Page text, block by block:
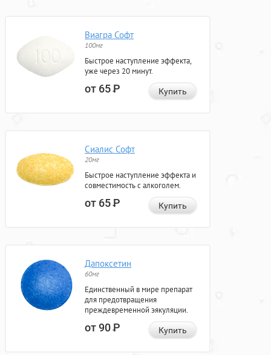
Виагра Софт
100мг
Быстрое наступление эффекта,
уже через 20 минут.
от 65Р Купить
Сиалис Софт
20мг
Быстрое наступление эффекта и
совместимость с алкоголем.
от 65Р Купить
Дапоксетин
60мг
Единственный в мире препарат
для предотвращения
преждевременной эякуляции.
от 90Р Купить